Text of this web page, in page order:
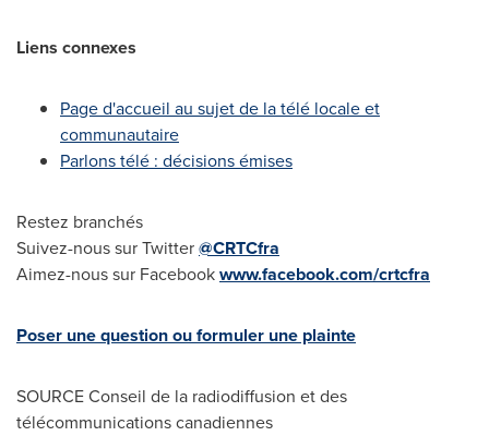
Liens connexes
Page d'accueil au sujet de la télé locale et
communautaire
Parlons télé : décisions émises
Restez branchés
Suivez-nous sur Twitter@CRTCfra
Aimez-nous sur Facebookwww.facebook.com/crtcfra
Poser une question ou formuler une plainte
SOURCEConseil de la radiodiffusion et des
télécommunications canadiennes